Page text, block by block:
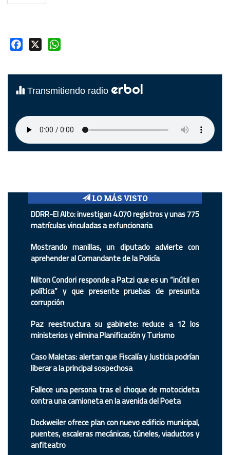
Facebook
Transmitiendo radio erbol
LO MÁS VISTO
DDRR-El Alto: investigan 4.070 registros y unas 775
matrículas vinculadas a exfuncionaria
Mostrando manillas, un diputado advierte con
aprehender al Comandante de la Policía
Nilton Condori responde a Patzi que es un “inútil en
política” y que presente pruebas de presunta
corrupción
Paz reestructura su gabinete: reduce a 12 los
ministerios y elimina Planificación y Turismo
Caso Maletas: alertan que Fiscalía y Justicia podrían
liberar a la principal sospechosa
Fallece una persona tras el choque de motocicleta
contra una camioneta en la avenida del Poeta
Dockweiler ofrece plan con nuevo edificio municipal,
puentes, escaleras mecánicas, túneles, viaductos y
anfiteatro